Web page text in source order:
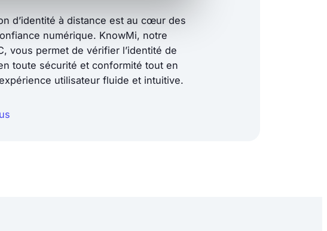
d’identité à distance est au cœur des
numérique. KnowMi, notre
vous permet de vérifier l’identité de
toute sécurité et conformité tout en
utilisateur fluide et intuitive.